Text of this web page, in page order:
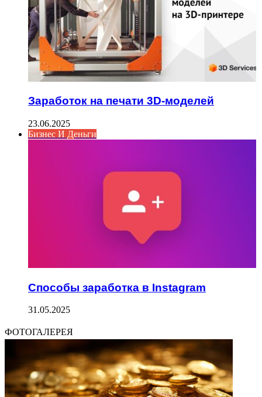
Заработок на печати 3D-моделей
23.06.2025
Бизнес И Деньги
Способы заработка в Instagram
31.05.2025
ФОТОГАЛЕРЕЯ